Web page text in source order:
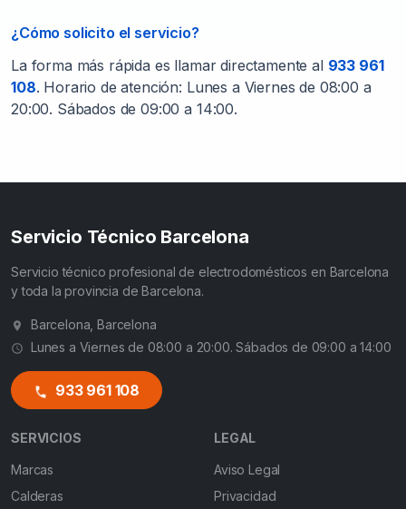
¿Cómo solicito el servicio?
La forma más rápida es llamar directamente al 933 961
108. Horario de atención: Lunes a Viernes de 08:00 a
20:00. Sábados de 09:00 a 14:00.
Servicio Técnico Barcelona
Servicio técnico profesional de electrodomésticos en Barcelona
y toda la provincia de Barcelona.
Barcelona, Barcelona
Lunes a Viernes de 08:00 a 20:00. Sábados de 09:00 a 14:00
933 961 108
SERVICIOS
Marcas
Calderas
LEGAL
Aviso Legal
Privacidad